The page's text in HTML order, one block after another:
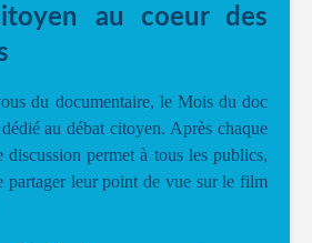
au coeur des
du documentaire, le Mois du doc
au débat citoyen. Après chaque
discussion permet à tous les publics,
partager leur point de vue sur le film